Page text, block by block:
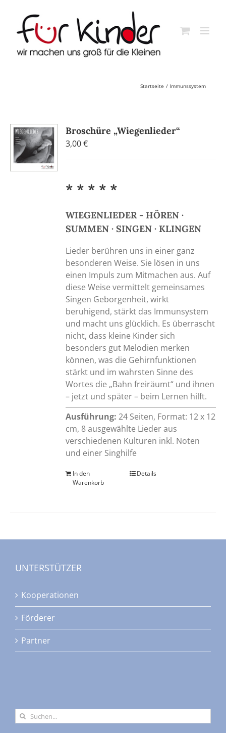
content
Startseite Immunssystem
Broschüre „Wiegenlieder“
3,00€
* * * * *
WIEGENLIEDER - HÖREN ·
SUMMEN · SINGEN · KLINGEN
Lieder berühren uns in einer ganz
besonderen Weise. Sie lösen in uns
einen Impuls zum Mitmachen aus. Auf
diese Weise vermittelt gemeinsames
Singen Geborgenheit, wirkt
beruhigend, stärkt das Immunsystem
und macht uns glücklich. Es überrascht
nicht, dass kleine Kinder sich
besonders gut Melodien merken
können, was die Gehirnfunktionen
stärkt und im wahrsten Sinne des
Wortes die „Bahn freiräumt“ und ihnen
– jetzt und später – beim Lernen hilft.
Ausführung: 24 Seiten, Format: 12 x 12
cm, 8 ausgewählte Lieder aus
verschiedenen Kulturen inkl. Noten
und einer Singhilfe
In den
Warenkorb
Details
UNTERSTÜTZER
Kooperationen
Förderer
Partner
Suche
nach: